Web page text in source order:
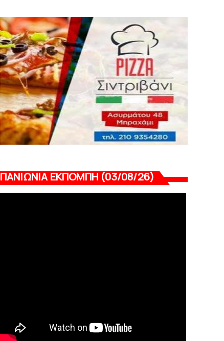
SUPERLEAGUE2
Στην AEΛ ο Παπαγεωργίου
August 06, 2026
ΠΑΝΙΩΝΙΑ ΕΚΠΟΜΠΗ (03/08/26)